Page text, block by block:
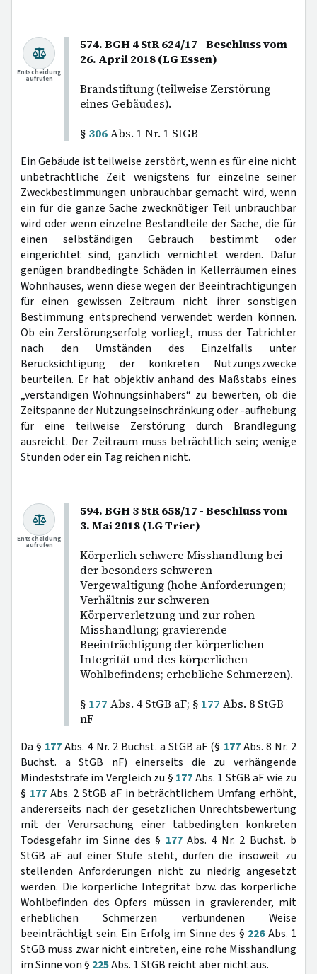
574. BGH 4 StR 624/17 - Beschluss vom
26. April 2018 (LG Essen)
Brandstiftung (teilweise Zerstörung
eines Gebäudes).
§ 306Abs. 1 Nr. 1 StGB
Entscheidung
aufrufen
Ein Gebäude ist teilweise zerstört, wenn es für eine nicht
unbeträchtliche Zeit wenigstens für einzelne seiner
Zweckbestimmungen unbrauchbar gemacht wird, wenn
ein für die ganze Sache zwecknötiger Teil unbrauchbar
wird oder wenn einzelne Bestandteile der Sache, die für
einen selbständigen Gebrauch bestimmt oder
eingerichtet sind, gänzlich vernichtet werden. Dafür
genügen brandbedingte Schäden in Kellerräumen eines
Wohnhauses, wenn diese wegen der Beeinträchtigungen
für einen gewissen Zeitraum nicht ihrer sonstigen
Bestimmung entsprechend verwendet werden können.
Ob ein Zerstörungserfolg vorliegt, muss der Tatrichter
nach den Umständen des Einzelfalls unter
Berücksichtigung der konkreten Nutzungszwecke
beurteilen. Er hat objektiv anhand des Maßstabs eines
„verständigen Wohnungsinhabers“ zu bewerten, ob die
Zeitspanne der Nutzungseinschränkung oder -aufhebung
für eine teilweise Zerstörung durch Brandlegung
ausreicht. Der Zeitraum muss beträchtlich sein; wenige
Stunden oder ein Tag reichen nicht.
594. BGH 3 StR 658/17 - Beschluss vom
3. Mai 2018 (LG Trier)
Körperlich schwere Misshandlung bei
der besonders schweren
Vergewaltigung (hohe Anforderungen;
Verhältnis zur schweren
Körperverletzung und zur rohen
Misshandlung; gravierende
Beeinträchtigung der körperlichen
Integrität und des körperlichen
Wohlbefindens; erhebliche Schmerzen).
§ 177 Abs. 4 StGB aF; § 177 Abs. 8 StGB
nF
Entscheidung
aufrufen
Da § 177Abs. 4 Nr. 2 Buchst. a StGB aF (§ 177Abs. 8 Nr. 2
Buchst. a StGB nF) einerseits die zu verhängende
Mindeststrafe im Vergleich zu § 177Abs. 1 StGB aF wie zu
§ 177Abs. 2 StGB aF in beträchtlichem Umfang erhöht,
andererseits nach der gesetzlichen Unrechtsbewertung
mit der Verursachung einer tatbedingten konkreten
Todesgefahr im Sinne des § 177Abs. 4 Nr. 2 Buchst. b
StGB aF auf einer Stufe steht, dürfen die insoweit zu
stellenden Anforderungen nicht zu niedrig angesetzt
werden. Die körperliche Integrität bzw. das körperliche
Wohlbefinden des Opfers müssen in gravierender, mit
erheblichen Schmerzen verbundenen Weise
beeinträchtigt sein. Ein Erfolg im Sinne des § 226Abs. 1
StGB muss zwar nicht eintreten, eine rohe Misshandlung
im Sinne von § 225Abs. 1 StGB reicht aber nicht aus.